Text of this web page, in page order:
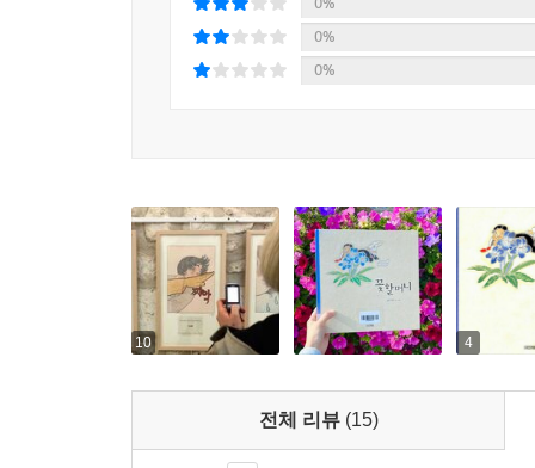
0%
0%
10 4
전체 리뷰 (15)